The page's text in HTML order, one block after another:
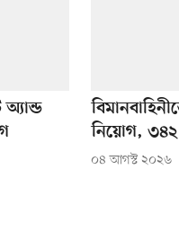
নিয়োগ, ৩৪২
০৪ আগস্ট ২০২৬